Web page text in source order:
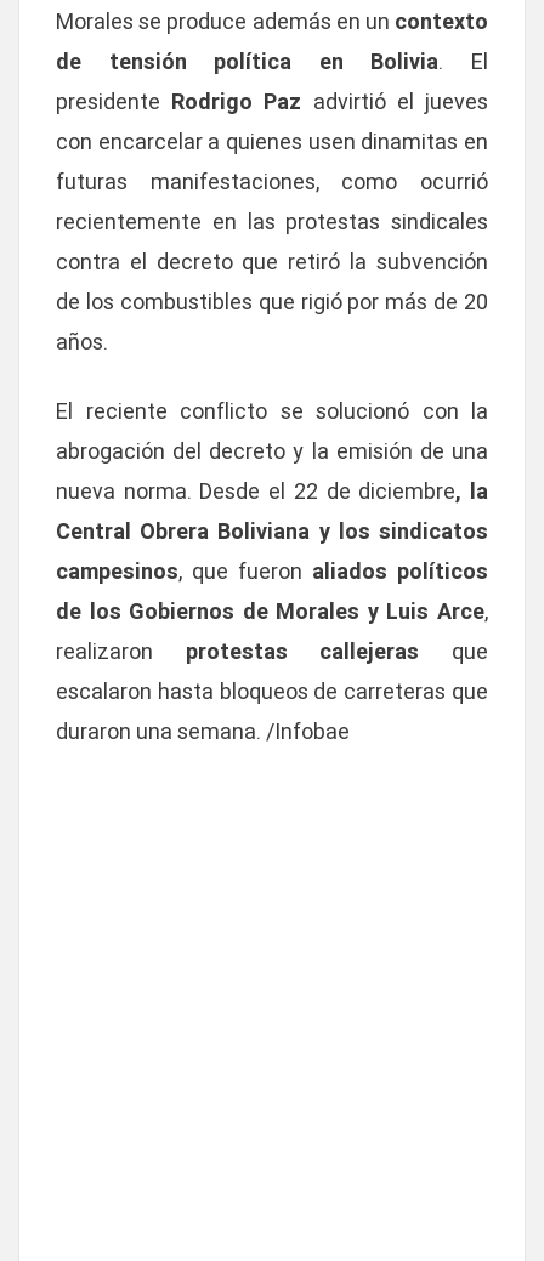
Morales se produce además en un contexto
de tensión política en Bolivia. El
presidente Rodrigo Paz advirtió el jueves
con encarcelar a quienes usen dinamitas en
futuras manifestaciones, como ocurrió
recientemente en las protestas sindicales
contra el decreto que retiró la subvención
de los combustibles que rigió por más de 20
años.
El reciente conflicto se solucionó con la
abrogación del decreto y la emisión de una
nueva norma. Desde el 22 de diciembre, la
Central Obrera Boliviana y los sindicatos
campesinos, que fueron aliados políticos
de los Gobiernos de Morales y Luis Arce,
realizaron
protestas callejeras
que
escalaron hasta bloqueos de carreteras que
duraron una semana. /Infobae